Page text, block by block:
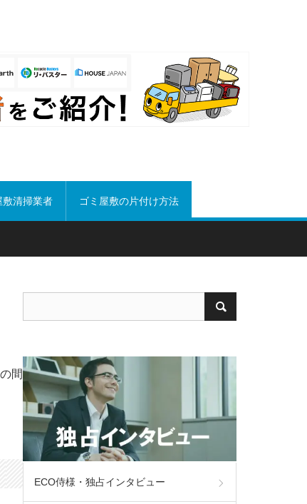
敷清掃業者 ゴミ屋敷の片付け方法
間
ECO侍様・独占インタビュー